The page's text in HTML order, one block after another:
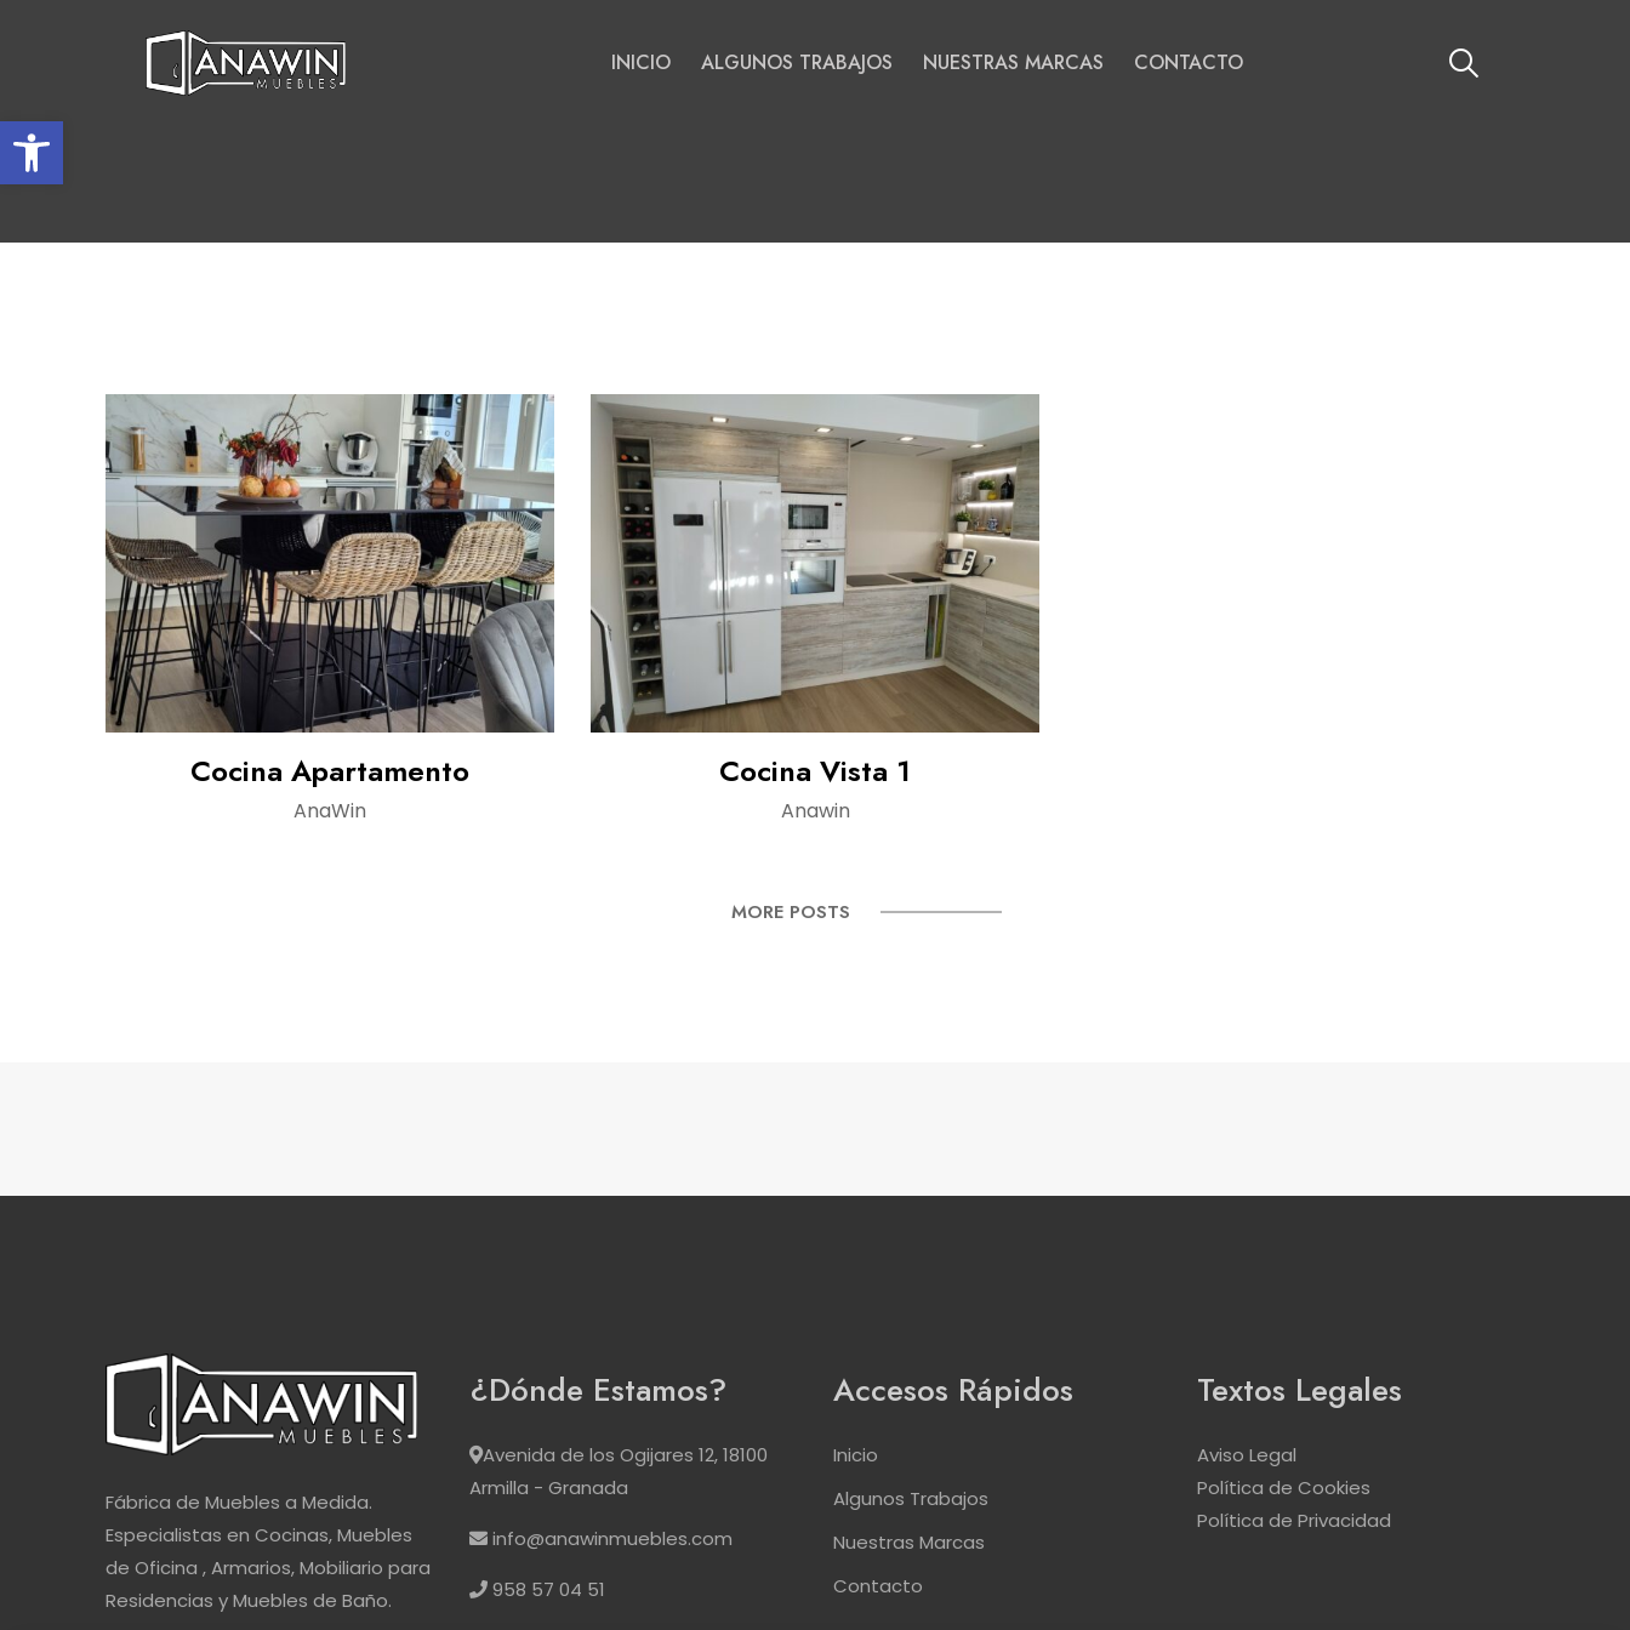
Abrir barra de herramientas
INICIO ALGUNOS TRABAJOS NUESTRAS MARCAS CONTACTO
Cocina Apartamento
AnaWin
Cocina Vista 1
Anawin
MORE POSTS
Fábrica de Muebles a Medida.
Especialistas en Cocinas, Muebles
de Oficina , Armarios, Mobiliario para
Residencias y Muebles de Baño.
¿Dónde Estamos?
Avenida de los Ogijares 12, 18100
Armilla - Granada
info@anawinmuebles.com
958 57 04 51
Accesos Rápidos
Inicio
Algunos Trabajos
Nuestras Marcas
Contacto
Textos Legales
Aviso Legal
Política de Cookies
Política de Privacidad